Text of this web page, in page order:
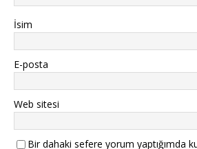
İsim
E-posta
Web sitesi
Bir dahaki sefere yorum yaptığımda